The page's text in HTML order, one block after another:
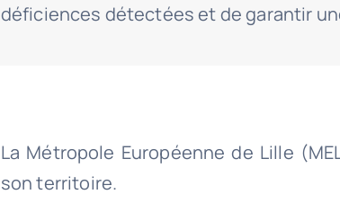
déficiences détectées et de garantir
La Métropole Européenne de Lille
son territoire.